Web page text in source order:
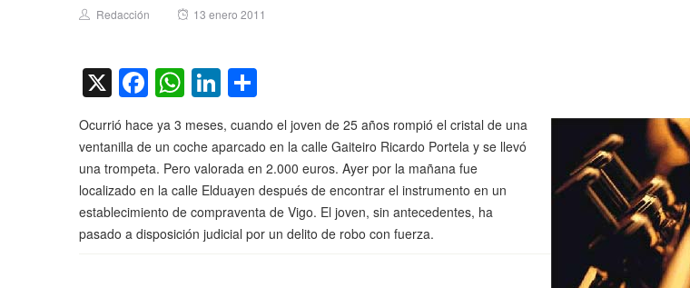
Author
Redacción
Posted
13 enero 2011
X Facebook
WhatsApp
LinkedIn
Ocurrió hace ya 3 meses, cuando el joven de 25 años rompió el cristal de una
ventanilla de un coche aparcado en la calle Gaiteiro Ricardo Portela y se llevó
una trompeta. Pero valorada en 2.000 euros. Ayer por la mañana fue
localizado en la calle Elduayen después de encontrar el instrumento en un
establecimiento de compraventa de Vigo. El joven, sin antecedentes, ha
pasado a disposición judicial por un delito de robo con fuerza.